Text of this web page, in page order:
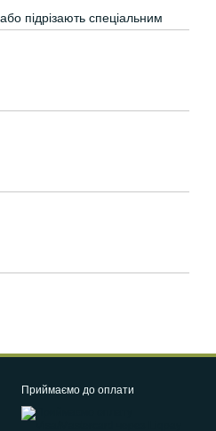
підрізають спеціальним
Приймаємо до оплати